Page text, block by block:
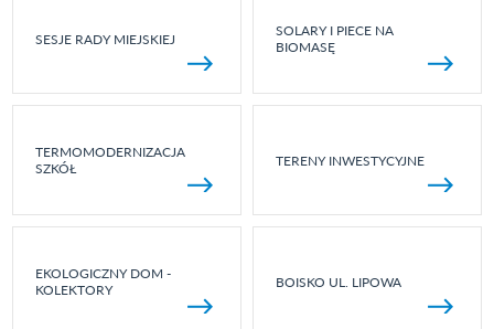
SESJE RADY MIEJSKIEJ
SOLARY I PIECE NA
BIOMASĘ
TERMOMODERNIZACJA
SZKÓŁ
TERENY INWESTYCYJNE
EKOLOGICZNY DOM -
KOLEKTORY
BOISKO UL. LIPOWA